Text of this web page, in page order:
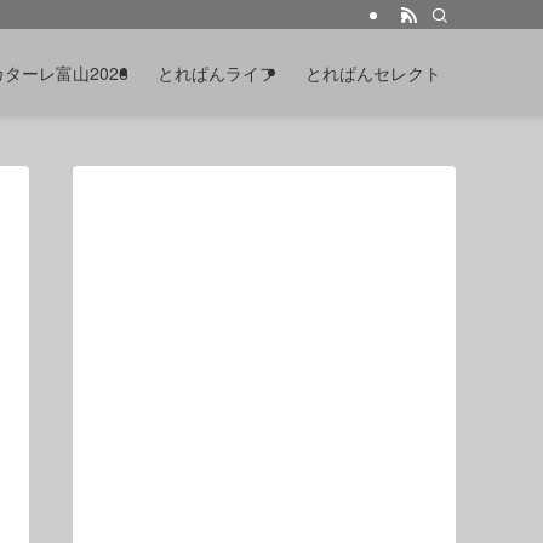
ターレ富山2026 とれぱんライフ とれぱんセレクト